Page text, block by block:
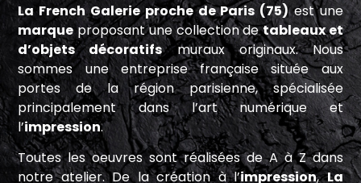
La French Galerie proche de Paris (75)est une
marque proposant une collection detableaux et
d’objets décoratifsmuraux originaux. Nous
sommes une entreprise française située aux
portes de la région parisienne, spécialisée
principalement dans l’art numérique et
l’impression.
Toutes les oeuvres sont réalisées de A à Z dans
notre atelier. De la création à l’impression,La